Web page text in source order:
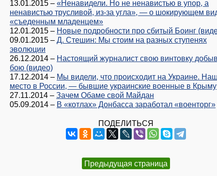
13.01.2015 – «Ненавидели. Но не ненавистью в упор, а
ненавистью трусливой, из-за угла», — о шокирующем
«съеденным младенцем»
12.01.2015 – Новые подробности про сбитый Боинг
09.01.2015 – Д. Стешин: Мы стоим на разных ступенях
эволюции
26.12.2014 – Настоящий журналист свою винтовку
бою (видео)
17.12.2014 – Мы видели, что происходит на Украине.
место в России, — бывшие украинские военные в Крыму
27.11.2014 – Зачем Обаме свой Майдан
05.09.2014 – В «котлах» Донбасса заработал «военторг»
ПОДЕЛИТЬСЯ
Предыдущая страница